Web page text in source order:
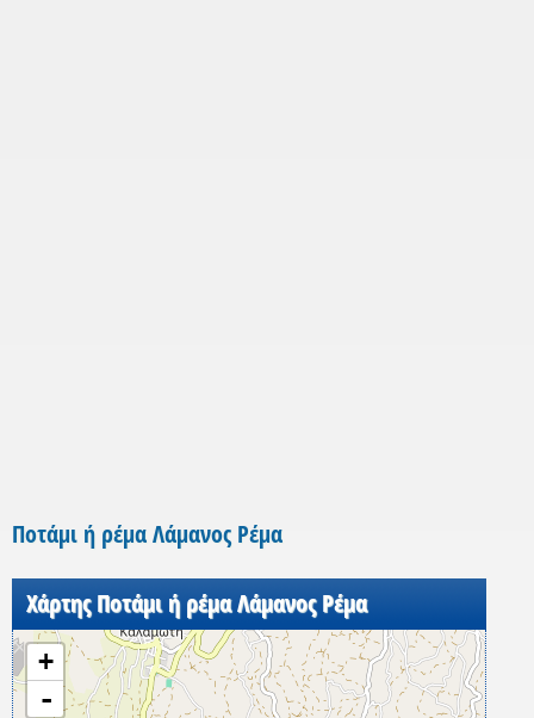
Ποτάμι ή ρέμα Λάμανος Ρέμα
Χάρτης Ποτάμι ή ρέμα Λάμανος Ρέμα
+
-